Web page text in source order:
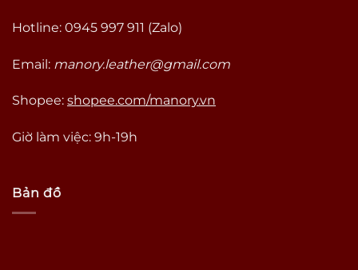
Hotline: 0945 997 911 (Zalo)
Email: manory.leather@gmail.com
Shopee: shopee.com/manory.vn
Giờ làm việc: 9h-19h
Bản đồ